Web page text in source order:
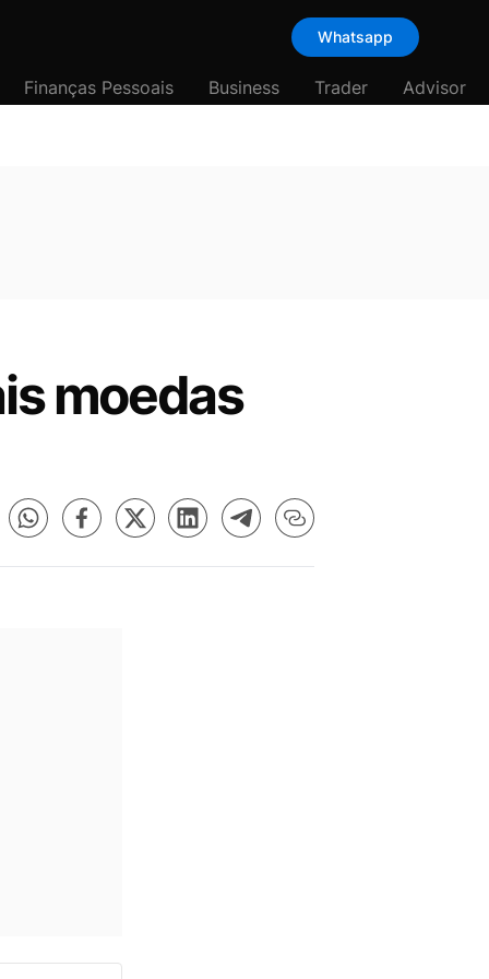
Whatsapp
Finanças Pessoais Business Trader Advisor
moedas